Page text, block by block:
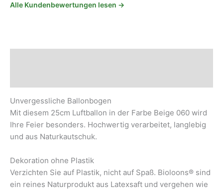
Alle Kundenbewertungen lesen →
Unvergessliche Ballonbogen
Mit diesem 25cm Luftballon in der Farbe Beige 060 wird
Ihre Feier besonders. Hochwertig verarbeitet, langlebig
und aus Naturkautschuk.
Dekoration ohne Plastik
Verzichten Sie auf Plastik, nicht auf Spaß. Bioloons® sind
ein reines Naturprodukt aus Latexsaft und vergehen wie